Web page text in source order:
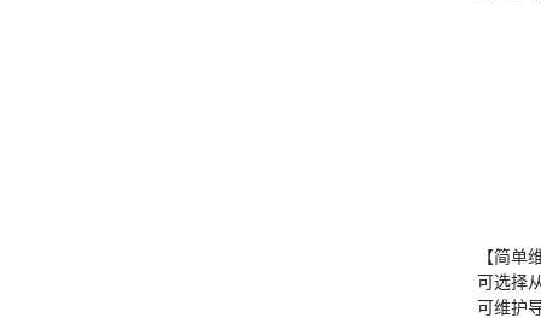
【简单
可选择
可维护